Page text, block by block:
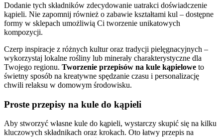
Dodanie tych składników zdecydowanie uatrakci doświadczenie
kąpieli. Nie zapomnij również o zabawie kształtami kul – dostępne
formy w sklepach umożliwią Ci tworzenie unikatowych
kompozycji.
Czerp inspiracje z różnych kultur oraz tradycji pielęgnacyjnych –
wykorzystaj lokalne rośliny lub minerały charakterystyczne dla
Twojego regionu. Tworzenie przepisów na kule kąpielowe to
świetny sposób na kreatywne spędzanie czasu i personalizację
chwili relaksu w domowym środowisku.
Proste przepisy na kule do kąpieli
Aby stworzyć własne kule do kąpieli, wystarczy skupić się na kilku
kluczowych składnikach oraz krokach. Oto łatwy przepis na